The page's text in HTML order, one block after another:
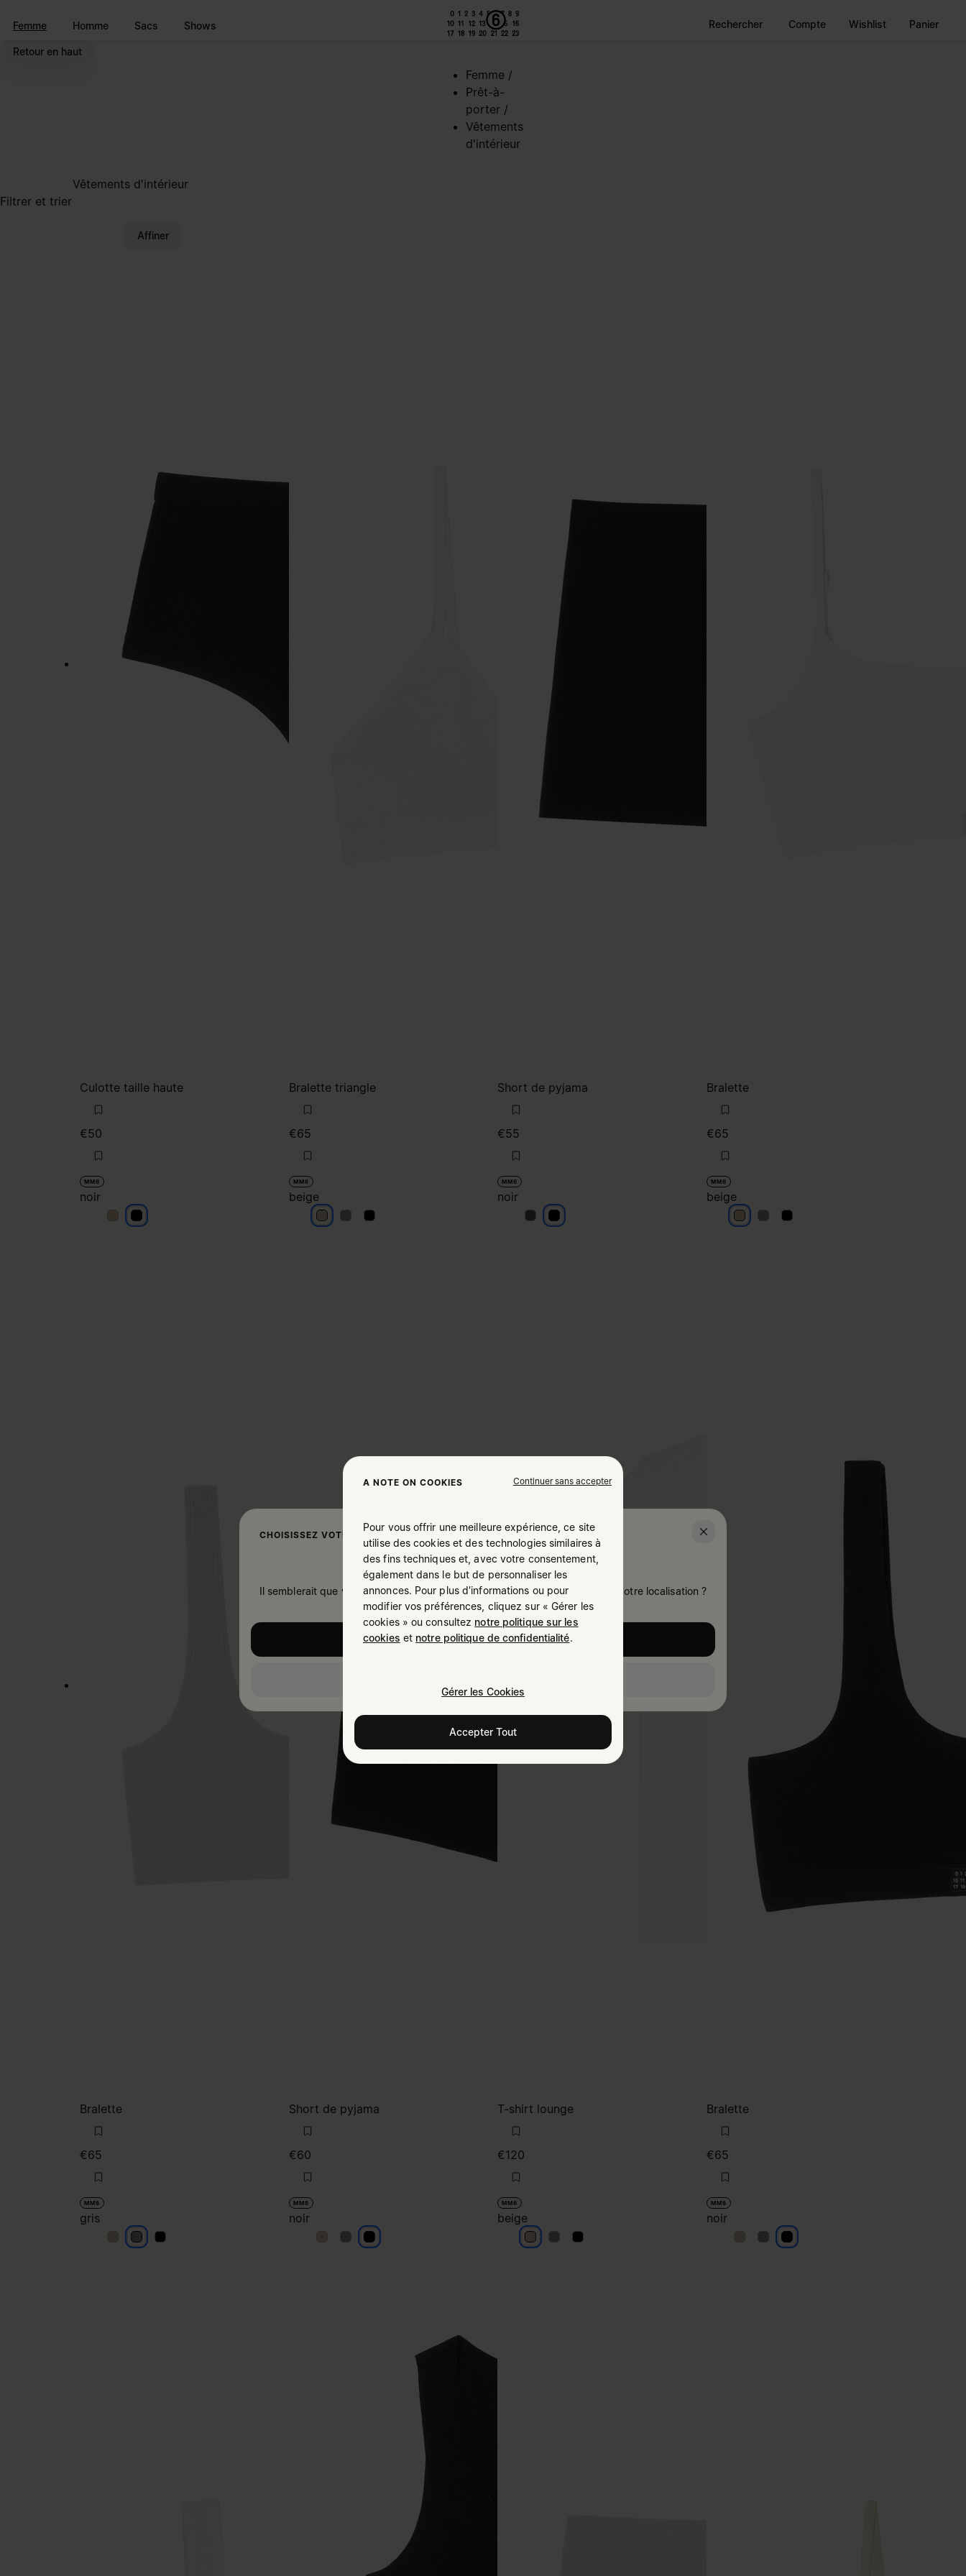
Femme Homme Sacs Shows Rechercher Compte Wishlist Panier
Retour en haut
Femme /
Prêt-à-
porter /
Vêtements
d'intérieur
Vêtements d'intérieur
Filtrer et trier
Affiner
Culotte taille haute
€50
MM6
noir
noir noir
Bralette triangle
€65
MM6
beige
beigebeigebeige
Short de pyjama
€55
MM6
noir
noir noir
Bralette
€65
MM6
beige
beigebeigebeige
Bralette
€65
MM6
gris
gris gris gris
Short de pyjama
€60
MM6
noir
noir noir
T-shirt lounge
€120
MM6
beige
beigebeigebeige
Bralette
€65
MM6
noir
noir noir
CHOISISSEZ VOTRE LOCALISATION
Il semblerait que vous soyez à United States. Souhaitez-vous mettre à jour votre localisation ?
United States
A NOTE ON COOKIES Continuer sans accepter
Pour vous offrir une meilleure expérience, ce site
utilise des cookies et des technologies similaires à
des fins techniques et, avec votre consentement,
également dans le but de personnaliser les
annonces. Pour plus d'informations ou pour
modifier vos préférences, cliquez sur « Gérer les
cookies » ou consultez notre politique sur les
cookies et notre politique de confidentialité.
Gérer les Cookies
Accepter Tout